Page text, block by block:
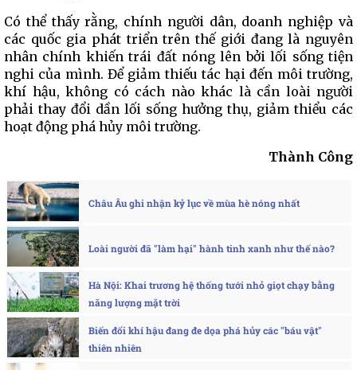
Có thể thấy rằng, chính người dân, doanh nghiệp và
các quốc gia phát triển trên thế giới đang là nguyên
nhân chính khiến trái đất nóng lên bởi lối sống tiện
nghi của mình. Để giảm thiếu tác hại đến môi trường,
khí hậu, không có cách nào khác là cần loài người
phải thay đổi dần lối sống hưởng thụ, giảm thiểu các
hoạt động phá hủy môi trường.
Thành Công
Châu Âu ghi nhận kỷ lục về mùa hè nóng nhất
Loài người đã "làm hại" hành tinh xanh như thế nào?
Hà Nội: Khai trương hệ thống tưới nhỏ giọt chạy bằng
năng lượng mặt trời
Biến đổi khí hậu đang đe dọa phá hủy các "báu vật"
thiên nhiên